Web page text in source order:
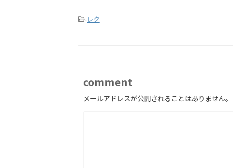
- レク
comment
メールアドレスが公開されることはありません。